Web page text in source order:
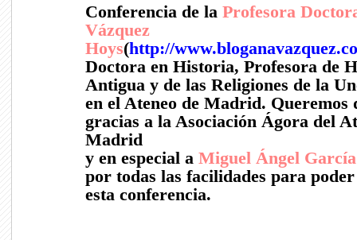
Conferencia de la Profesora
Vázquez
Hoys(http://
Doctora en Historia, Profesora de
Antigua y de las Religiones de la
en el Ateneo de Madrid. Queremos
gracias a la Asociación Ágora del
Madrid
y en especial a Miguel Ángel García
por todas las facilidades para
esta conferencia.